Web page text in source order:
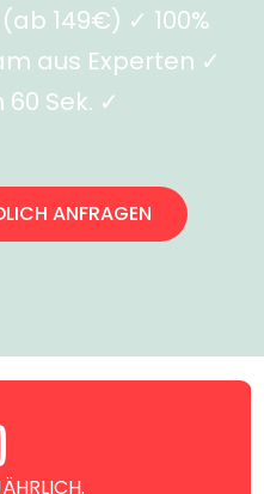
149€) ✓ 100%
aus Experten ✓
Sek. ✓
ANFRAGEN